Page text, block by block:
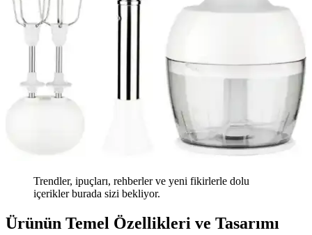
Trendler, ipuçları, rehberler ve yeni fikirlerle dolu
içerikler burada sizi bekliyor.
Ürünün Temel Özellikleri ve Tasarımı